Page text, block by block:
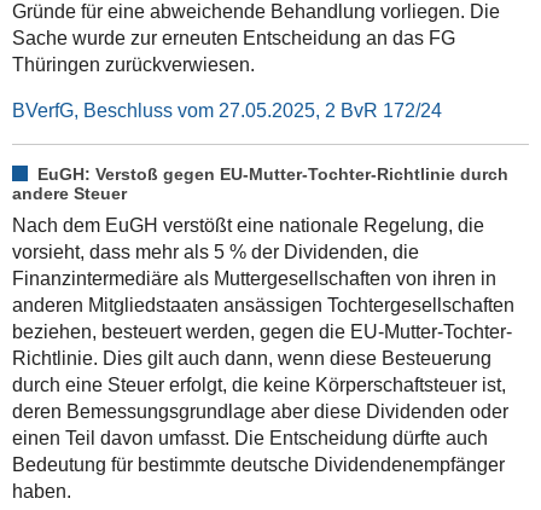
Gründe für eine abweichende Behandlung vorliegen. Die
Sache wurde zur erneuten Entscheidung an das FG
Thüringen zurückverwiesen.
BVerfG, Beschluss vom 27.05.2025, 2 BvR 172/24
EuGH: Verstoß gegen EU-Mutter-Tochter-Richtlinie durch
andere Steuer
Nach dem EuGH verstößt eine nationale Regelung, die
vorsieht, dass mehr als 5 % der Dividenden, die
Finanzintermediäre als Muttergesellschaften von ihren in
anderen Mitgliedstaaten ansässigen Tochtergesellschaften
beziehen, besteuert werden, gegen die EU-Mutter-Tochter-
Richtlinie. Dies gilt auch dann, wenn diese Besteuerung
durch eine Steuer erfolgt, die keine Körperschaftsteuer ist,
deren Bemessungsgrundlage aber diese Dividenden oder
einen Teil davon umfasst. Die Entscheidung dürfte auch
Bedeutung für bestimmte deutsche Dividendenempfänger
haben.